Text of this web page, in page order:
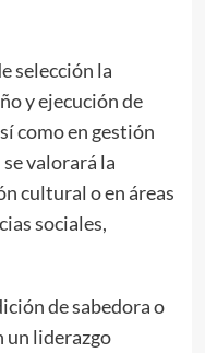
selección la
y ejecución de
como en gestión
valorará la
cultural o en áreas
sociales,
de sabedora o
un liderazgo